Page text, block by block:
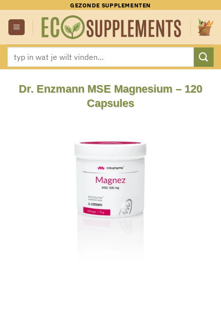
naar
inhoud
GEZONDE SUPPLEMENTEN
Zoeken
naar:
Dr. Enzmann MSE Magnesium – 120
Capsules